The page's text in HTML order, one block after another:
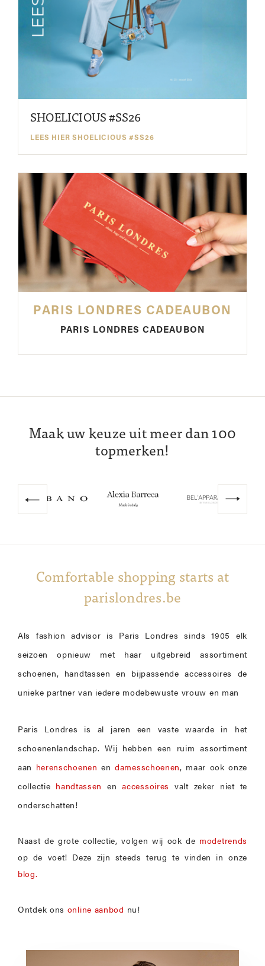
SHOELICIOUS #SS26
LEES HIER SHOELICIOUS #SS26
PARIS LONDRES CADEAUBON
PARIS LONDRES CADEAUBON
Maak uw keuze uit meer dan 100
topmerken!
Comfortable shopping starts at
parislondres.be
Als fashion advisor is Paris Londres sinds 1905 elk
seizoen opnieuw met haar uitgebreid assortiment
schoenen, handtassen en bijpassende accessoires de
unieke partner van iedere modebewuste vrouw en man
Paris Londres is al jaren een vaste waarde in het
schoenenlandschap. Wij hebben een ruim assortiment
aan herenschoenen endamesschoenen, maar ook onze
collectie handtassen enaccessoires valt zeker niet te
onderschatten!
Naast de grote collectie, volgen wij ook de modetrends
op de voet! Deze zijn steeds terug te vinden in onze
blog.
Ontdek ons online aanbod nu!